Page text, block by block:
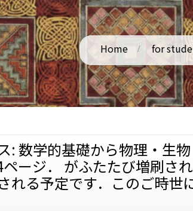
Home for
: 数学的基礎から物理・生
ージ． がふたたび増刷さ
れる予定です．このご時世